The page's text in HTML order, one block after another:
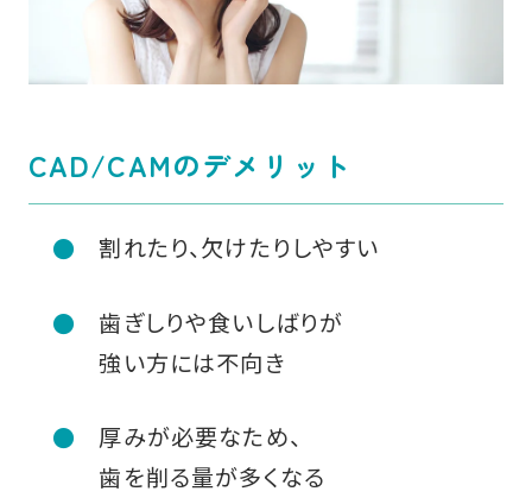
CAD/CAMのデメリット
割れたり、欠けたりしやすい
歯ぎしりや食いしばりが
強い方には不向き
厚みが必要なため、
歯を削る量が多くなる